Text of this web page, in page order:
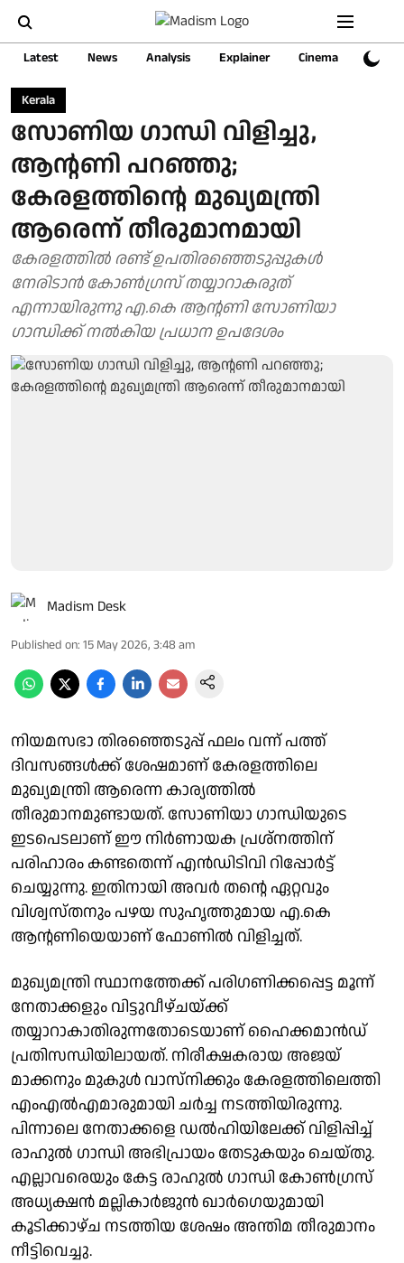
Latest News Analysis Explainer Cinema Sports
Kerala
സോണിയ ഗാന്ധി വിളിച്ചു,
ആന്റണി പറഞ്ഞു;
കേരളത്തിന്റെ മുഖ്യമന്ത്രി
ആരെന്ന് തീരുമാനമായി
കേരളത്തില്‍ രണ്ട് ഉപതിരഞ്ഞെടുപ്പുകള്‍
നേരിടാന്‍ കോണ്‍ഗ്രസ് തയ്യാറാകരുത്
എന്നായിരുന്നു എ.കെ ആന്റണി സോണിയാ
ഗാന്ധിക്ക് നല്‍കിയ പ്രധാന ഉപദേശം
Madism Desk
Published on: 15 May 2026, 3:48 am
നിയമസഭാ തിരഞ്ഞെടുപ്പ് ഫലം വന്ന് പത്ത്
ദിവസങ്ങള്‍ക്ക് ശേഷമാണ് കേരളത്തിലെ
മുഖ്യമന്ത്രി ആരെന്ന കാര്യത്തില്‍
തീരുമാനമുണ്ടായത്. സോണിയാ ഗാന്ധിയുടെ
ഇടപെടലാണ് ഈ നിര്‍ണായക പ്രശ്‌നത്തിന്
പരിഹാരം കണ്ടതെന്ന് എന്‍ഡിടിവി റിപ്പോര്‍ട്ട്
ചെയ്യുന്നു. ഇതിനായി അവര്‍ തന്റെ ഏറ്റവും
വിശ്വസ്തനും പഴയ സുഹൃത്തുമായ എ.കെ
ആന്റണിയെയാണ് ഫോണില്‍ വിളിച്ചത്.
മുഖ്യമന്ത്രി സ്ഥാനത്തേക്ക് പരിഗണിക്കപ്പെട്ട മൂന്ന്
നേതാക്കളും വിട്ടുവീഴ്ചയ്ക്ക്
തയ്യാറാകാതിരുന്നതോടെയാണ് ഹൈക്കമാന്‍ഡ്
പ്രതിസന്ധിയിലായത്. നിരീക്ഷകരായ അജയ്
മാക്കനും മുകുള്‍ വാസ്‌നിക്കും കേരളത്തിലെത്തി
എംഎല്‍എമാരുമായി ചര്‍ച്ച നടത്തിയിരുന്നു.
പിന്നാലെ നേതാക്കളെ ഡല്‍ഹിയിലേക്ക് വിളിപ്പിച്ച്
രാഹുല്‍ ഗാന്ധി അഭിപ്രായം തേടുകയും ചെയ്തു.
എല്ലാവരെയും കേട്ട രാഹുല്‍ ഗാന്ധി കോണ്‍ഗ്രസ്
അധ്യക്ഷന്‍ മല്ലികാര്‍ജുന്‍ ഖാര്‍ഗെയുമായി
കൂടിക്കാഴ്ച നടത്തിയ ശേഷം അന്തിമ തീരുമാനം
നീട്ടിവെച്ചു.